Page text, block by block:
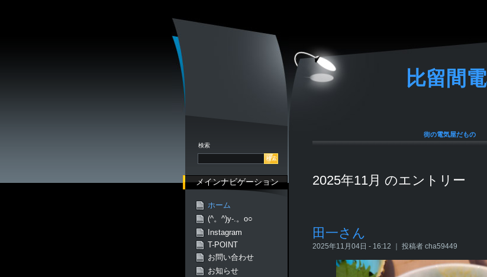
比留間
街の電気屋だもの
2025年11月 のエントリー
田一さん
2025年11月04日 - 16:12 ｜ 投稿者 cha59449
検索
メインナビゲーション
ホーム
(^。^)y-.。o○
Instagram
T-POINT
お問い合わせ
お知らせ